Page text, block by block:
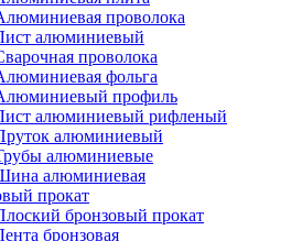
проволока
алюминиевый
проволока
фольга
профиль
алюминиевый рифленый
алюминиевый
алюминиевые
алюминиевая
прокат
бронзовый прокат
бронзовая